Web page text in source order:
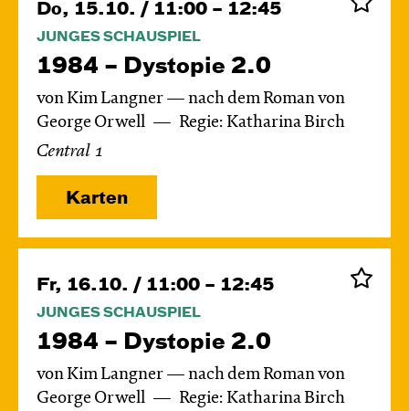
Do, 15.10. / 11:00 – 12:45
JUNGES SCHAUSPIEL
1984 – Dystopie 2.0
von Kim Langner — nach dem Roman von
George Orwell
Regie: Katharina Birch
Central 1
Karten
Fr, 16.10. / 11:00 – 12:45
JUNGES SCHAUSPIEL
1984 – Dystopie 2.0
von Kim Langner — nach dem Roman von
George Orwell
Regie: Katharina Birch